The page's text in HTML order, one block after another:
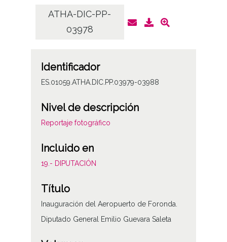
ATHA-DIC-PP-
03978
Identificador
ES.01059.ATHA.DIC.PP.03979-03988
Nivel de descripción
Reportaje fotográfico
Incluido en
19.- DIPUTACIÓN
Título
Inauguración del Aeropuerto de Foronda.
Diputado General Emilio Guevara Saleta